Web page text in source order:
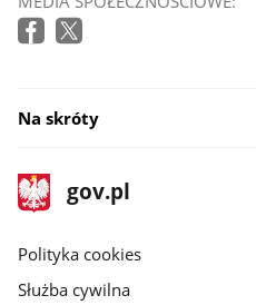
Na skróty
stopka
gov.pl
Strona
gov.pl
gov.pl
Polityka cookies
Służba cywilna